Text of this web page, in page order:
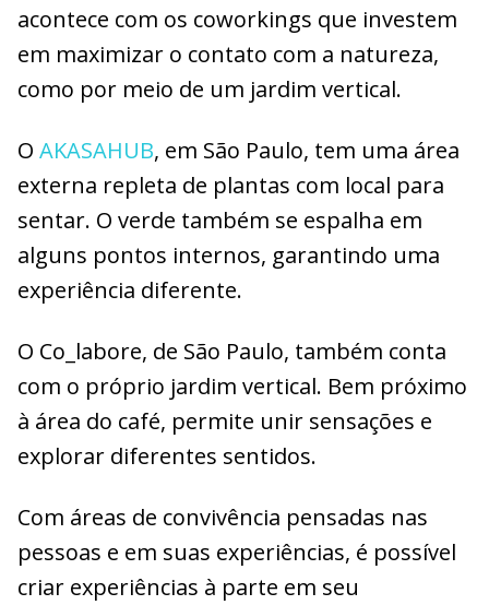
acontece com os coworkings que investem
em maximizar o contato com a natureza,
como por meio de um jardim vertical.
O AKASAHUB, em São Paulo, tem uma área
externa repleta de plantas com local para
sentar. O verde também se espalha em
alguns pontos internos, garantindo uma
experiência diferente.
O Co_labore, de São Paulo, também conta
com o próprio jardim vertical. Bem próximo
à área do café, permite unir sensações e
explorar diferentes sentidos.
Com áreas de convivência pensadas nas
pessoas e em suas experiências, é possível
criar experiências à parte em seu